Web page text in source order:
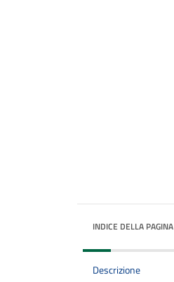
INDICE DELLA PAGINA
Descrizione